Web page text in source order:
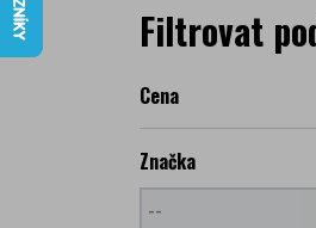
Filtrovat
Cena
Značka